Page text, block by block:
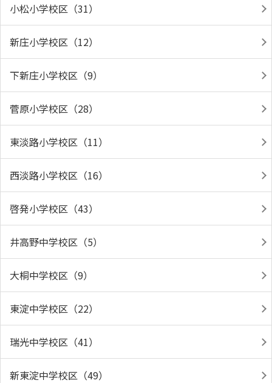
小松小学校区（31）
新庄小学校区（12）
下新庄小学校区（9）
菅原小学校区（28）
東淡路小学校区（11）
西淡路小学校区（16）
啓発小学校区（43）
井高野中学校区（5）
大桐中学校区（9）
東淀中学校区（22）
瑞光中学校区（41）
新東淀中学校区（49）